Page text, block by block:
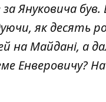
Януковича був.
як десять
на Майдані, а
Енверовичу?